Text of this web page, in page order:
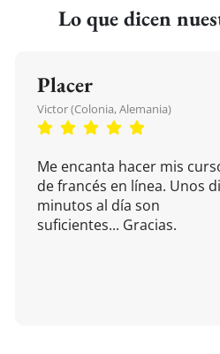
Lo que dicen
Placer
Victor (Colonia, Alemania)
Me encanta hacer mis
de francés en línea. Unos
minutos al día son
suficientes... Gracias.